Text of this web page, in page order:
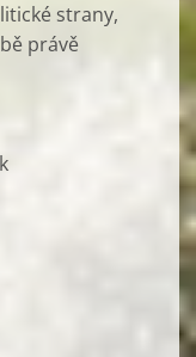
strany,
právě